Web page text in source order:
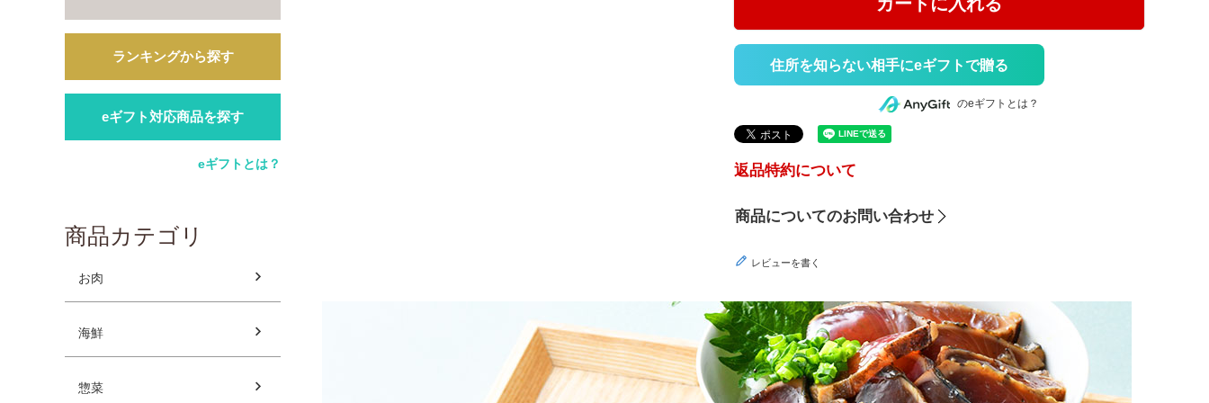
ランキングから探す
eギフト対応商品を探す
eギフトとは？
商品カテゴリ
お肉
海鮮
惣菜
住所を知らない相手にeギフトで贈る
のeギフトとは？
返品特約について
商品についてのお問い合わせ
レビューを書く